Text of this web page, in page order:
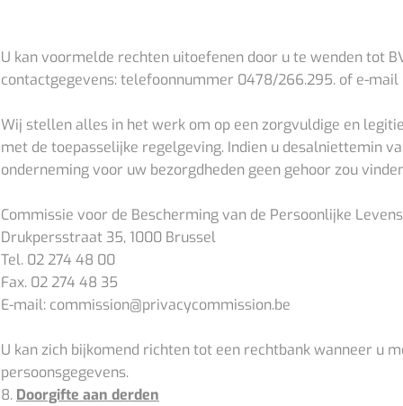
U kan voormelde rechten uitoefenen door u te wenden tot
contactgegevens: telefoonnummer 0478/266.295. of e-mail
Wij stellen alles in het werk om op een zorgvuldige en
met de toepasselijke regelgeving. Indien u desalniettemin
onderneming voor uw bezorgdheden geen gehoor zou
Commissie voor de Bescherming van de Persoonlijke
Drukpersstraat 35, 1000 Brussel
Tel. 02 274 48 00
Fax. 02 274 48 35
E-mail: commission@privacycommission.be
U kan zich bijkomend richten tot een rechtbank wanneer u
persoonsgegevens.
8. Doorgifte aan derden